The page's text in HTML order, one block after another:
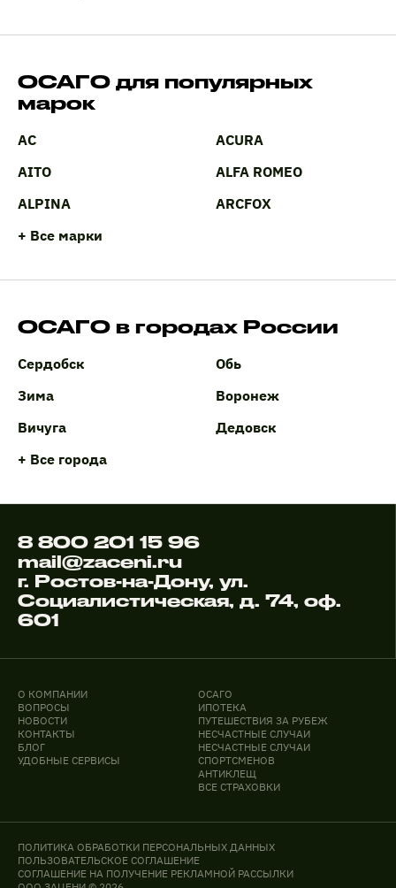
ОСАГО для популярных
марок
AC
ACURA
AITO
ALFA ROMEO
ALPINA
ARCFOX
+ Все марки
ОСАГО в городах России
Сердобск
Обь
Зима
Воронеж
Вичуга
Дедовск
+ Все города
8 800 201 15 96
mail@zaceni.ru
г. Ростов-на-Дону, ул.
Социалистическая, д. 74, оф.
601
О КОМПАНИИ
ВОПРОСЫ
НОВОСТИ
КОНТАКТЫ
БЛОГ
УДОБНЫЕ СЕРВИСЫ
ОСАГО
ИПОТЕКА
ПУТЕШЕСТВИЯ ЗА РУБЕЖ
НЕСЧАСТНЫЕ СЛУЧАИ
НЕСЧАСТНЫЕ СЛУЧАИ
СПОРТСМЕНОВ
АНТИКЛЕЩ
ВСЕ СТРАХОВКИ
ПОЛИТИКА ОБРАБОТКИ ПЕРСОНАЛЬНЫХ ДАННЫХ
ПОЛЬЗОВАТЕЛЬСКОЕ СОГЛАШЕНИЕ
СОГЛАШЕНИЕ НА ПОЛУЧЕНИЕ РЕКЛАМНОЙ РАССЫЛКИ